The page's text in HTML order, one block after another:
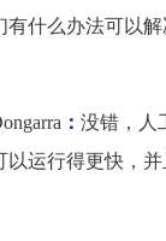
有什么办法可以解
：没错，人
以运行得更快，